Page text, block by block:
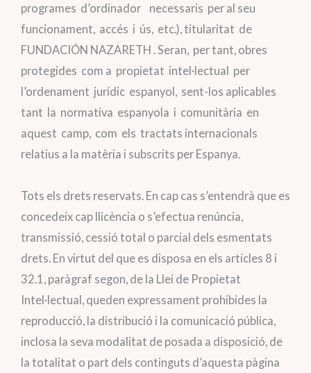
programes d’ordinador necessaris per al seu
funcionament, accés i ús, etc.), titularitat de
FUNDACIÓN NAZARETH . Seran, per tant, obres
protegides com a propietat intel·lectual per
l’ordenament jurídic espanyol, sent-los aplicables
tant la normativa espanyola i comunitària en
aquest camp, com els tractats internacionals
relatius a la matèria i subscrits per Espanya.
Tots els drets reservats. En cap cas s’entendrà que es
concedeix cap llicència o s’efectua renúncia,
transmissió, cessió total o parcial dels esmentats
drets. En virtut del que es disposa en els articles 8 i
32.1, paràgraf segon, de la Llei de Propietat
Intel·lectual, queden expressament prohibides la
reproducció, la distribució i la comunicació pública,
inclosa la seva modalitat de posada a disposició, de
la totalitat o part dels continguts d’aquesta pàgina